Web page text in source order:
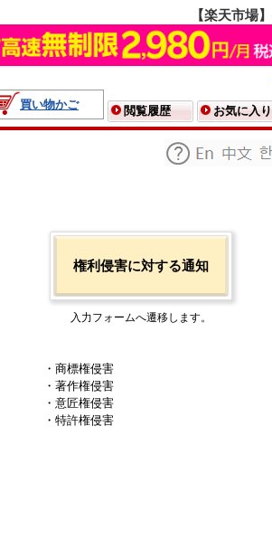
【楽天市場
買い物かご
閲覧履歴 お気に入り
権利侵害に対する通知
入力フォームへ遷移します。
・商標権侵害
・著作権侵害
・意匠権侵害
・特許権侵害